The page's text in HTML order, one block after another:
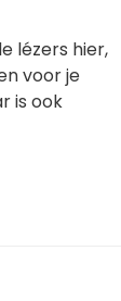
lézers hier,
voor je
is ook